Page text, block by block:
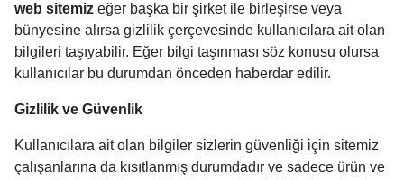
web sitemiz eğer başka bir şirket ile birleşirse veya
bünyesine alırsa gizlilik çerçevesinde kullanıcılara ait olan
bilgileri taşıyabilir. Eğer bilgi taşınması söz konusu olursa
kullanıcılar bu durumdan önceden haberdar edilir.
Gizlilik ve Güvenlik
Kullanıcılara ait olan bilgiler sizlerin güvenliği için sitemiz
çalışanlarına da kısıtlanmış durumdadır ve sadece ürün ve